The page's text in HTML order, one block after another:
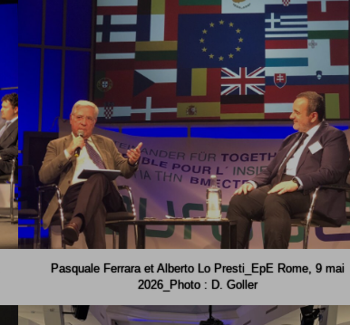
Pasquale Ferrara et Alberto Lo Presti_EpE Rome, 9 mai
2026_Photo : D. Goller